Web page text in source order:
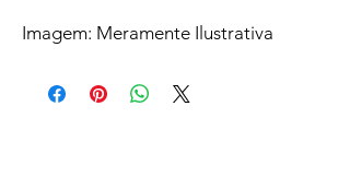
Imagem: Meramente Ilustrativa